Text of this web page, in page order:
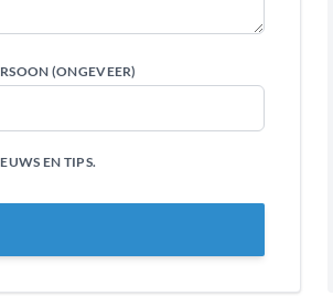
(ONGEVEER)
EN TIPS.